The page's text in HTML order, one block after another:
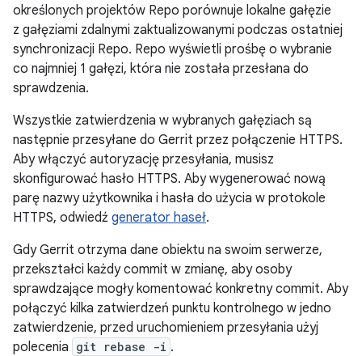
określonych projektów Repo porównuje lokalne gałęzie
z gałęziami zdalnymi zaktualizowanymi podczas ostatniej
synchronizacji Repo. Repo wyświetli prośbę o wybranie
co najmniej 1 gałęzi, która nie została przesłana do
sprawdzenia.
Wszystkie zatwierdzenia w wybranych gałęziach są
następnie przesyłane do Gerrit przez połączenie HTTPS.
Aby włączyć autoryzację przesyłania, musisz
skonfigurować hasło HTTPS. Aby wygenerować nową
parę nazwy użytkownika i hasła do użycia w protokole
HTTPS, odwiedź generator haseł.
Gdy Gerrit otrzyma dane obiektu na swoim serwerze,
przekształci każdy commit w zmianę, aby osoby
sprawdzające mogły komentować konkretny commit. Aby
połączyć kilka zatwierdzeń punktu kontrolnego w jedno
zatwierdzenie, przed uruchomieniem przesyłania użyj
polecenia git rebase -i .